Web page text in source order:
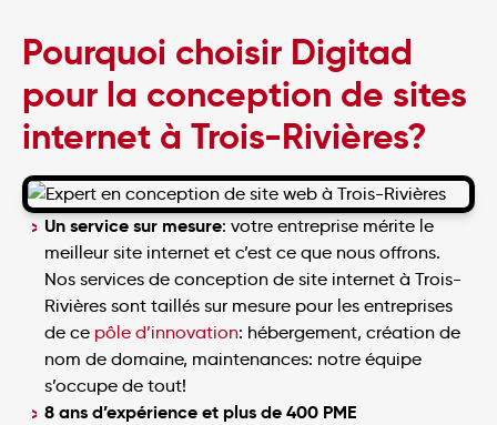
Pourquoi choisir Digitad
pour la conception de sites
internet à Trois-Rivières?
Un service sur mesure: votre entreprise mérite le
meilleur site internet et c’est ce que nous offrons.
Nos services de conception de site internet à Trois-
Rivières sont taillés sur mesure pour les entreprises
de ce pôle d’innovation: hébergement, création de
nom de domaine, maintenances: notre équipe
s’occupe de tout!
8 ans d’expérience et plus de 400 PME